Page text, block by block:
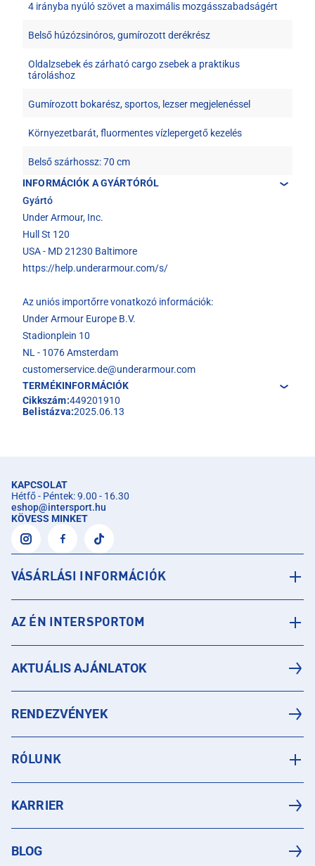
4 irányba nyúló szövet a maximális mozgásszabadságért
Belső húzózsinóros, gumírozott derékrész
Oldalzsebek és zárható cargo zsebek a praktikus
tároláshoz
Gumírozott bokarész, sportos, lezser megjelenéssel
Környezetbarát, fluormentes vízlepergető kezelés
Belső szárhossz: 70 cm
INFORMÁCIÓK A GYÁRTÓRÓL
Gyártó
Under Armour, Inc.
Hull St 120
USA - MD 21230 Baltimore
https://help.underarmour.com/s/
Az uniós importőrre vonatkozó információk:
Under Armour Europe B.V.
Stadionplein 10
NL - 1076 Amsterdam
customerservice.de@underarmour.com
TERMÉKINFORMÁCIÓK
Cikkszám:449201910
Belistázva:2025.06.13
KAPCSOLAT
Hétfő - Péntek: 9.00 - 16.30
eshop@intersport.hu
KÖVESS MINKET
VÁSÁRLÁSI INFORMÁCIÓK
AZ ÉN INTERSPORTOM
AKTUÁLIS AJÁNLATOK
RENDEZVÉNYEK
RÓLUNK
KARRIER
BLOG